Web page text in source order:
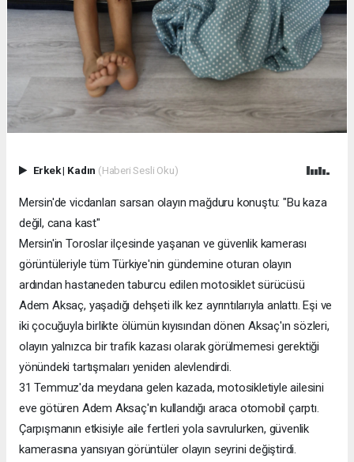
Erkek| Kadın (Haberi Sesli Oku)
Mersin'de vicdanları sarsan olayın mağduru konuştu: "Bu kaza
değil, cana kast"
Mersin'in Toroslar ilçesinde yaşanan ve güvenlik kamerası
görüntüleriyle tüm Türkiye'nin gündemine oturan olayın
ardından hastaneden taburcu edilen motosiklet sürücüsü
Adem Aksaç, yaşadığı dehşeti ilk kez ayrıntılarıyla anlattı. Eşi ve
iki çocuğuyla birlikte ölümün kıyısından dönen Aksaç'ın sözleri,
olayın yalnızca bir trafik kazası olarak görülmemesi gerektiği
yönündeki tartışmaları yeniden alevlendirdi.
31 Temmuz'da meydana gelen kazada, motosikletiyle ailesini
eve götüren Adem Aksaç'ın kullandığı araca otomobil çarptı.
Çarpışmanın etkisiyle aile fertleri yola savrulurken, güvenlik
kamerasına yansıyan görüntüler olayın seyrini değiştirdi.